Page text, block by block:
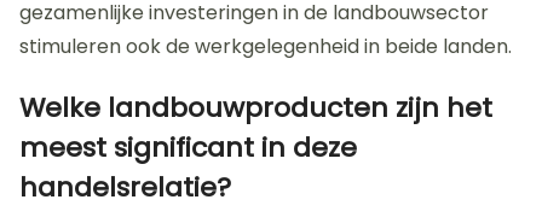
gezamenlijke investeringen in de landbouwsector
stimuleren ook de werkgelegenheid in beide landen.
Welke landbouwproducten zijn het
meest significant in deze
handelsrelatie?